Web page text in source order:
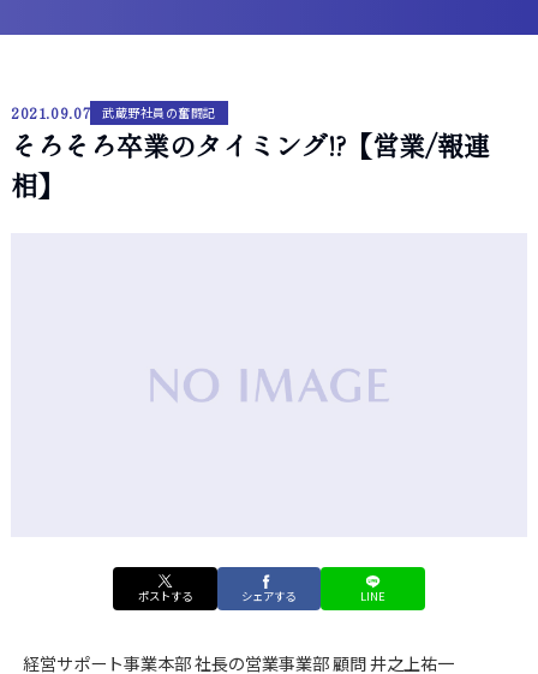
2021.09.07 武蔵野社員の奮闘記
そろそろ卒業のタイミング!?【営業/報連
相】
ポストする シェアする LINE
経営サポート事業本部 社長の営業事業部 顧問 井之上祐一